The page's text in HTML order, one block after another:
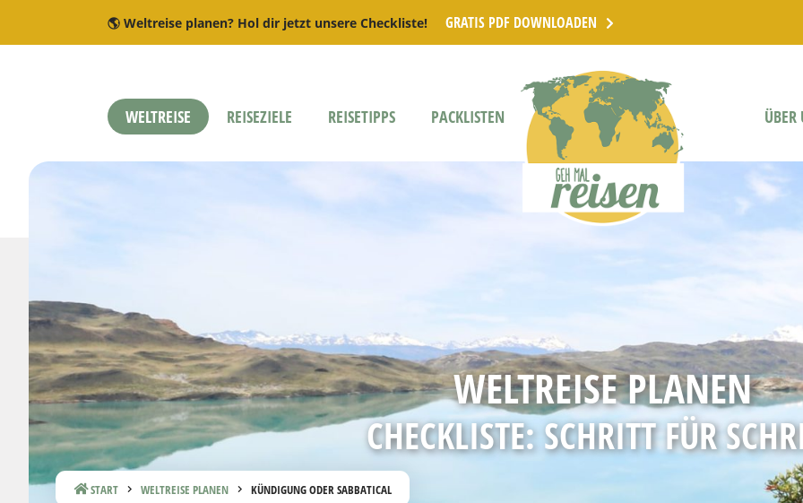
🌎 Weltreise planen? Hol dir jetzt unsere Checkliste! GRATIS PDF DOWNLOADEN
WELTREISE REISEZIELE REISETIPPS PACKLISTEN ÜBER
WELTREISE PLANEN
CHECKLISTE: SCHRITT FÜR
START WELTREISE PLANEN KÜNDIGUNG ODER SABBATICAL